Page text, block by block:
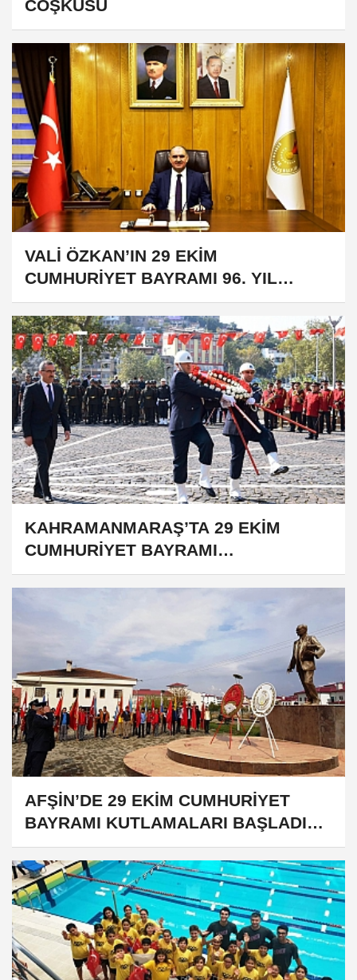
COŞKUSU
VALİ ÖZKAN’IN 29 EKİM
CUMHURİYET BAYRAMI 96. YIL
DÖNÜMÜ MESAJI
KAHRAMANMARAŞ’TA 29 EKİM
CUMHURİYET BAYRAMI
KUTLAMALARI
AFŞİN’DE 29 EKİM CUMHURİYET
BAYRAMI KUTLAMALARI BAŞLADI…